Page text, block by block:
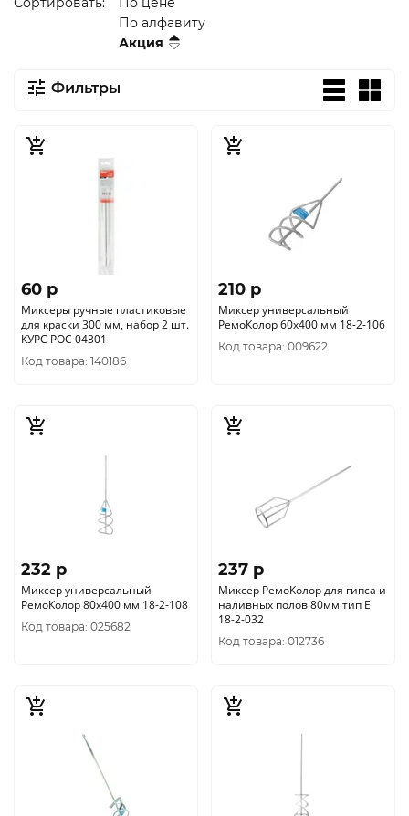
По алфавиту
Акция
Фильтры
60 p
Миксеры ручные пластиковые
для краски 300 мм, набор 2 шт.
КУРС РОС 04301
Код товара: 140186
210 p
Миксер универсальный
РемоКолор 60х400 мм 18-2-106
Код товара: 009622
232 p
Миксер универсальный
РемоКолор 80х400 мм 18-2-108
Код товара: 025682
237 p
Миксер РемоКолор для гипса и
наливных полов 80мм тип Е
18-2-032
Код товара: 012736